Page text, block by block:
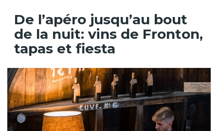
De l’apéro jusqu’au bout
de la nuit: vins de Fronton,
tapas et fiesta